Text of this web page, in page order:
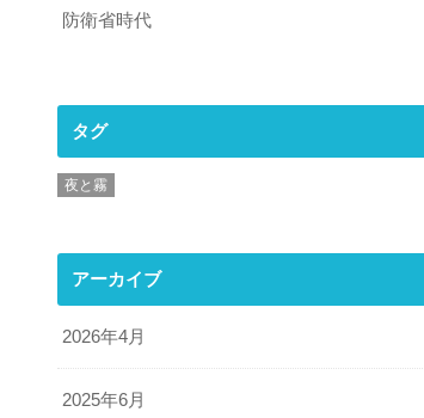
防衛省時代
タグ
夜と霧
アーカイブ
2026年4月
2025年6月